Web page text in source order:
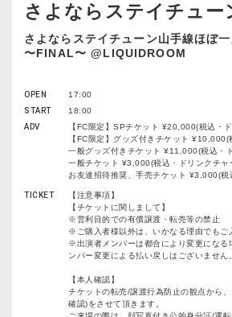
16
17 18 19
23
24 25 26
31
さよならステイチュー
さよならステイチューン山手線ほぼ
〜FINAL〜 @LIQUIDROOM
OPEN
17:00
START
18:00
ADV
【FC限定】SPチケット ¥20,000(税込・
【FC限定】グッズ付きチケット
一般グッズ付きチケット ¥11,000(税込・
一般チケット ¥3,000(税込・ドリンクチャ
お友達招待推奨、手売チケット ¥3,000(税
TICKET
【注意事項】
【チケットに関しまして】
※営利目的での有償譲渡・転売等の禁止
※ご購入者様以外は、いかなる理由でもご
※出演者メンバーは都合により変更になる
ンバー変更による払い戻しはございません。
【本人確認】
チケットの転売/譲渡行為防止の観点から
確認)をさせて頂きます。